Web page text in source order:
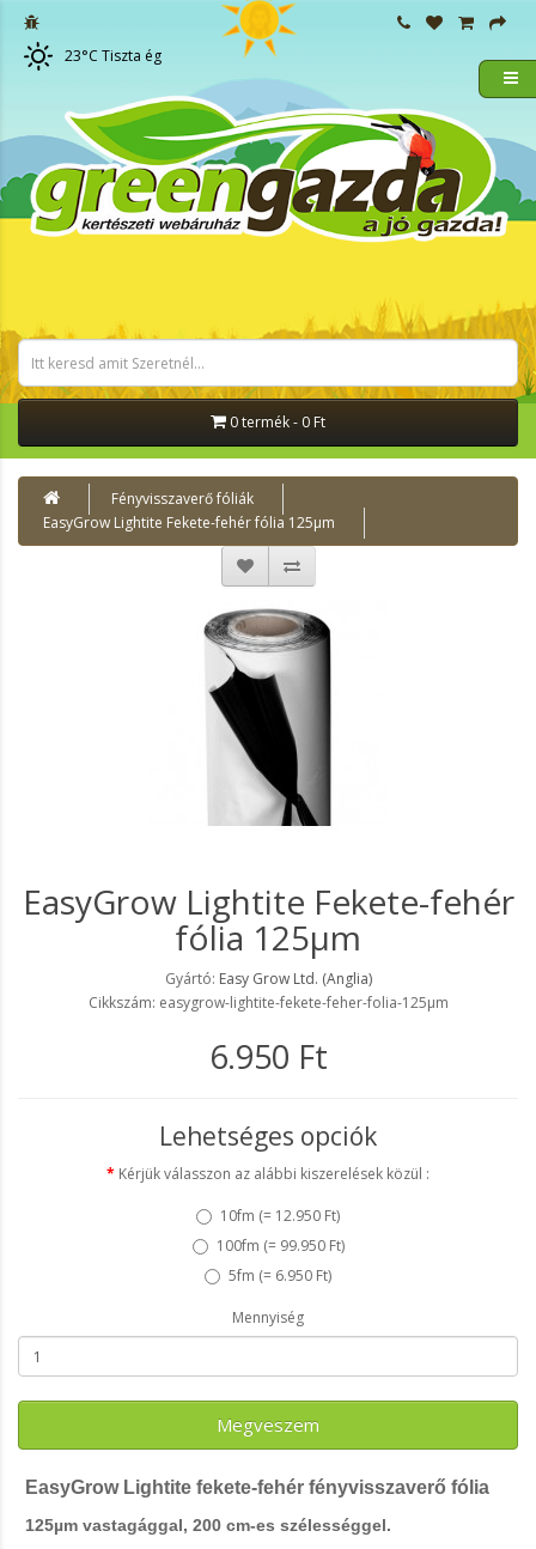
23°C Tiszta ég
0 termék - 0 Ft
Fényvisszaverő fóliák
EasyGrow Lightite Fekete-fehér fólia 125µm
EasyGrow Lightite Fekete-fehér
fólia 125µm
Gyártó: Easy Grow Ltd. (Anglia)
Cikkszám: easygrow-lightite-fekete-feher-folia-125µm
6.950 Ft
Lehetséges opciók
Kérjük válasszon az alábbi kiszerelések közül :
10fm (= 12.950 Ft)
100fm (= 99.950 Ft)
5fm (= 6.950 Ft)
Mennyiség
Megveszem
EasyGrow Lightite fekete-fehér fényvisszaverő fólia
125µm vastagággal, 200 cm-es szélességgel.